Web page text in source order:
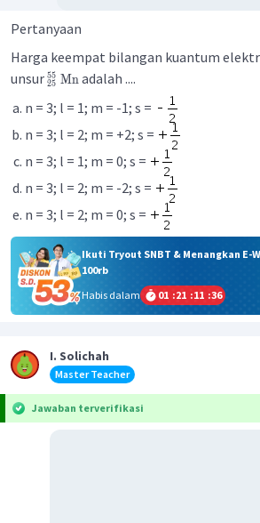
Pertanyaan
Harga keempat bilangan kuantum
unsur 25
55 Mnadalah ....
n = 3; l = 1; m = -1; s =
n = 3; l = 2; m = +2; s =
n = 3; l = 1; m = 0; s =
n = 3; l = 2; m = -2; s =
n = 3; l = 2; m = 0; s =
Ikuti Tryout SNBT & Menangkan E-
100rb
Habis dalam
01 :21 :11 :36
I. Solichah
Master Teacher
Jawaban terverifikasi